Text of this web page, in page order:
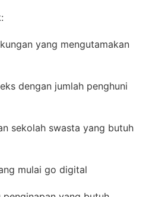
yang mengutamakan
dengan jumlah penghuni
sekolah swasta yang butuh
mulai go digital